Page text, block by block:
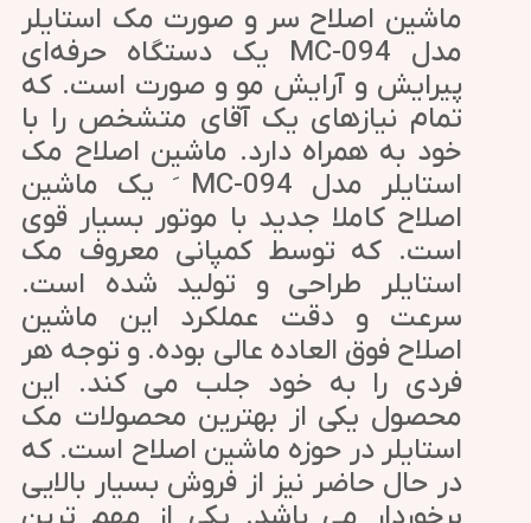
ماشین اصلاح سر و صورت مک استایلر
مدل MC-094 یک دستگاه حرفه‌ای
پیرایش و آرایش مو و صورت است. که
تمام نیازهای یک آقای متشخص را با
خود به همراه دارد. ماشین اصلاح مک
استایلر مدل MC-094 َ یک ماشین
اصلاح کاملا جدید با موتور بسیار قوی
است. که توسط کمپانی معروف مک
استایلر طراحی و تولید شده است.
سرعت و دقت عملکرد این ماشین
اصلاح فوق العاده عالی بوده. و توجه هر
فردی را به خود جلب می کند. این
محصول یکی از بهترین محصولات مک
استایلر در حوزه ماشین اصلاح است. که
در حال حاضر نیز از فروش بسیار بالایی